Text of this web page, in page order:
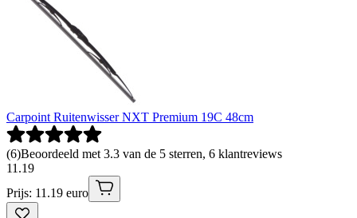
Carpoint Ruitenwisser NXT Premium 19C 48cm
(6)Beoordeeld met 3.3 van de 5 sterren, 6 klantreviews
11 .19
Prijs: 11.19 euro